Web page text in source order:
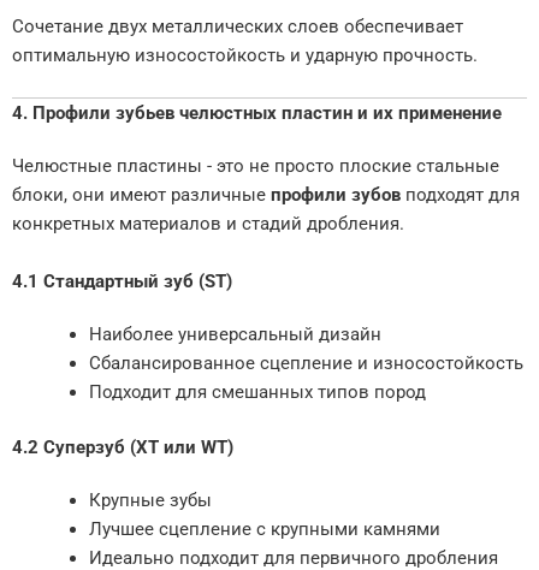
Сочетание двух металлических слоев обеспечивает
оптимальную износостойкость и ударную прочность.
4. Профили зубьев челюстных пластин и их применение
Челюстные пластины - это не просто плоские стальные
блоки, они имеют различные профили зубов подходят для
конкретных материалов и стадий дробления.
4.1 Стандартный зуб (ST)
Наиболее универсальный дизайн
Сбалансированное сцепление и износостойкость
Подходит для смешанных типов пород
4.2 Суперзуб (XT или WT)
Крупные зубы
Лучшее сцепление с крупными камнями
Идеально подходит для первичного дробления